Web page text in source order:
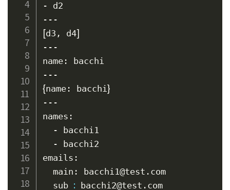
- d2
[d3, d4]
---
name: bacchi
{name: bacchi}
---
names:
  - bacchi1
  - bacchi2
emails:
  main: bacchi1@test.com
  sub
: bacchi2@test.com